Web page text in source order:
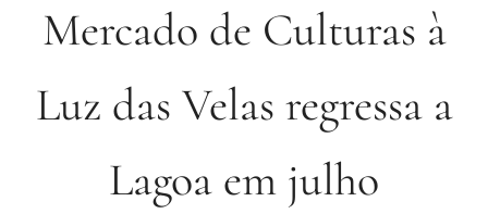
Mercado de Culturas à
Luz das Velas regressa a
Lagoa em julho